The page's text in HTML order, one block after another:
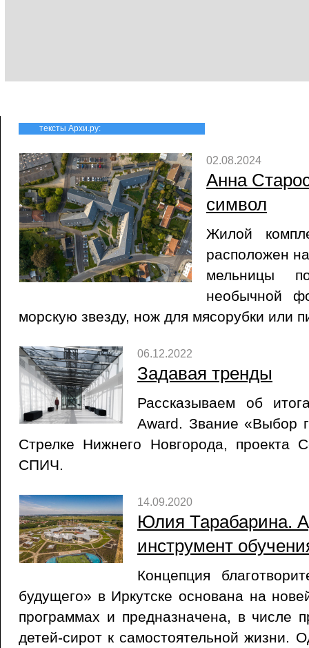
тексты Архи.ру:
02.08.2024
Анна
символ
Жилой
расположен
мельницы
необычной
морскую звезду, нож для мясорубки или
06.12.2022
Задавая тренды
Рассказываем об
Award. Звание «Выбор
Стрелке Нижнего Новгорода, проекта
СПИЧ.
14.09.2020
Юлия Тарабарина.
инструмент
Концепция
будущего» в Иркутске основана на
программах и предназначена, в числе
детей-сирот к самостоятельной жизни.